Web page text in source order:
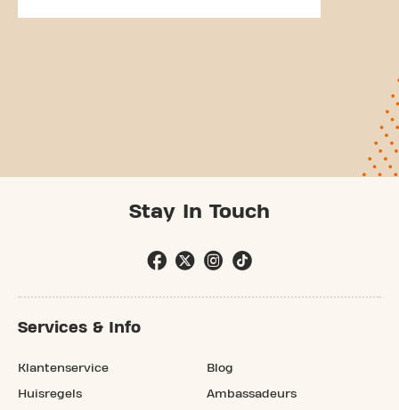
Stay In Touch
Services & Info
Klantenservice
Huisregels
Blog
Ambassadeurs